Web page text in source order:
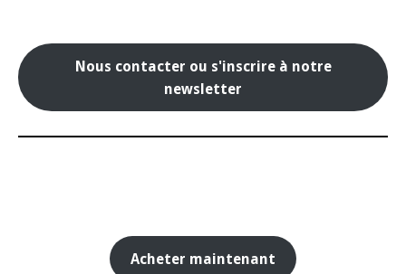
Nous contacter ou s'inscrire à notre
newsletter
Acheter maintenant